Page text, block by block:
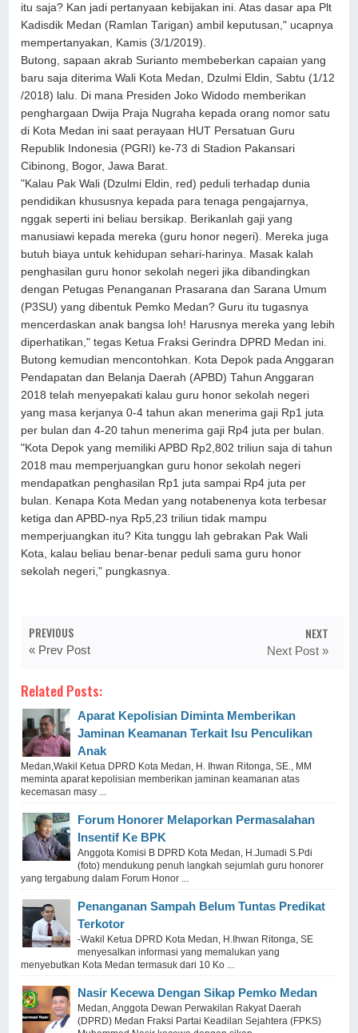
itu saja? Kan jadi pertanyaan kebijakan ini. Atas dasar apa Plt
Kadisdik Medan (Ramlan Tarigan) ambil keputusan," ucapnya
mempertanyakan, Kamis (3/1/2019).
Butong, sapaan akrab Surianto membeberkan capaian yang
baru saja diterima Wali Kota Medan, Dzulmi Eldin, Sabtu (1/12
/2018) lalu. Di mana Presiden Joko Widodo memberikan
penghargaan Dwija Praja Nugraha kepada orang nomor satu
di Kota Medan ini saat perayaan HUT Persatuan Guru
Republik Indonesia (PGRI) ke-73 di Stadion Pakansari
Cibinong, Bogor, Jawa Barat.
"Kalau Pak Wali (Dzulmi Eldin, red) peduli terhadap dunia
pendidikan khususnya kepada para tenaga pengajarnya,
nggak seperti ini beliau bersikap. Berikanlah gaji yang
manusiawi kepada mereka (guru honor negeri). Mereka juga
butuh biaya untuk kehidupan sehari-harinya. Masak kalah
penghasilan guru honor sekolah negeri jika dibandingkan
dengan Petugas Penanganan Prasarana dan Sarana Umum
(P3SU) yang dibentuk Pemko Medan? Guru itu tugasnya
mencerdaskan anak bangsa loh! Harusnya mereka yang lebih
diperhatikan," tegas Ketua Fraksi Gerindra DPRD Medan ini.
Butong kemudian mencontohkan. Kota Depok pada Anggaran
Pendapatan dan Belanja Daerah (APBD) Tahun Anggaran
2018 telah menyepakati kalau guru honor sekolah negeri
yang masa kerjanya 0-4 tahun akan menerima gaji Rp1 juta
per bulan dan 4-20 tahun menerima gaji Rp4 juta per bulan.
"Kota Depok yang memiliki APBD Rp2,802 triliun saja di tahun
2018 mau memperjuangkan guru honor sekolah negeri
mendapatkan penghasilan Rp1 juta sampai Rp4 juta per
bulan. Kenapa Kota Medan yang notabenenya kota terbesar
ketiga dan APBD-nya Rp5,23 triliun tidak mampu
memperjuangkan itu? Kita tunggu lah gebrakan Pak Wali
Kota, kalau beliau benar-benar peduli sama guru honor
sekolah negeri," pungkasnya.
PREVIOUS
« Prev Post
NEXT
Next Post »
Related Posts:
Aparat Kepolisian Diminta Memberikan
Jaminan Keamanan Terkait Isu Penculikan
Anak
Medan,Wakil Ketua DPRD Kota Medan, H. Ihwan Ritonga, SE., MM
meminta aparat kepolisian memberikan jaminan keamanan atas
kecemasan masy ...
Forum Honorer Melaporkan Permasalahan
Insentif Ke BPK
Anggota Komisi B DPRD Kota Medan, H.Jumadi S.Pdi
(foto) mendukung penuh langkah sejumlah guru honorer
yang tergabung dalam Forum Honor ...
Penanganan Sampah Belum Tuntas Predikat
Terkotor
-Wakil Ketua DPRD Kota Medan, H.Ihwan Ritonga, SE
menyesalkan informasi yang memalukan yang
menyebutkan Kota Medan termasuk dari 10 Ko ...
Nasir Kecewa Dengan Sikap Pemko Medan
Medan, Anggota Dewan Perwakilan Rakyat Daerah
(DPRD) Medan Fraksi Partai Keadilan Sejahtera (FPKS)